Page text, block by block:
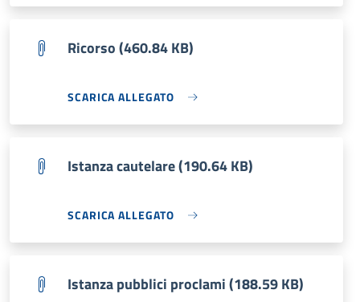
Ricorso (460.84 KB)
SCARICA ALLEGATO
Istanza cautelare (190.64 KB)
SCARICA ALLEGATO
Istanza pubblici proclami (188.59 KB)